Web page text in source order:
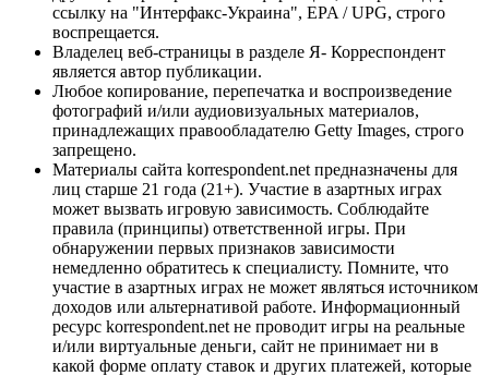
ссылку на "Интерфакс-Украина", EPA / UPG, строго
воспрещается.
Владелец веб-страницы в разделе Я- Корреспондент
является автор публикации.
Любое копирование, перепечатка и воспроизведение
фотографий и/или аудиовизуальных материалов,
принадлежащих правообладателю Getty Images, строго
запрещено.
Материалы сайта korrespondent.net предназначены для
лиц старше 21 года (21+). Участие в азартных играх
может вызвать игровую зависимость. Соблюдайте
правила (принципы) ответственной игры. При
обнаружении первых признаков зависимости
немедленно обратитесь к специалисту. Помните, что
участие в азартных играх не может являться источником
доходов или альтернативой работе. Информационный
ресурс korrespondent.net не проводит игры на реальные
и/или виртуальные деньги, сайт не принимает ни в
какой форме оплату ставок и других платежей, которые